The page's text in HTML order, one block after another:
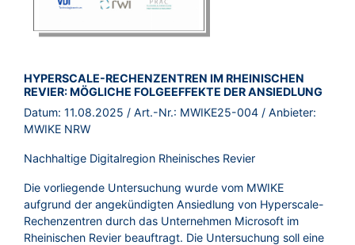
BROSCHÜRE:
HYPERSCALE-RECHENZENTREN IM RHEINISCHEN
REVIER: MÖGLICHE FOLGEEFFEKTE DER ANSIEDLUNG
Datum: 11.08.2025 / Art.-Nr.: MWIKE25-004 / Anbieter:
MWIKE NRW
Nachhaltige Digitalregion Rheinisches Revier
Die vorliegende Untersuchung wurde vom MWIKE
aufgrund der angekündigten Ansiedlung von Hyperscale-
Rechenzentren durch das Unternehmen Microsoft im
Rheinischen Revier beauftragt. Die Untersuchung soll eine